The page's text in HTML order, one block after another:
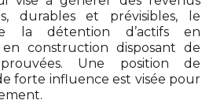
durables et prévisibles, le
la détention d’actifs en
construction disposant de
Une position de
forte influence est visée pour